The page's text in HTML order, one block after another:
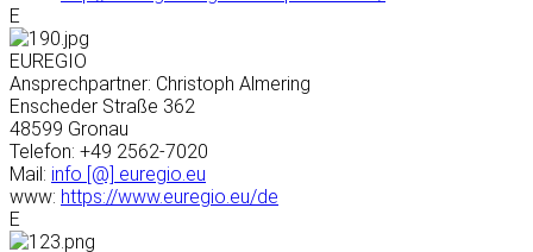
E
EUREGIO
Ansprechpartner: Christoph Almering
Enscheder Straße 362
48599 Gronau
Telefon: +49 2562-7020
Mail: info [@] euregio.eu
www: https://www.euregio.eu/de
E